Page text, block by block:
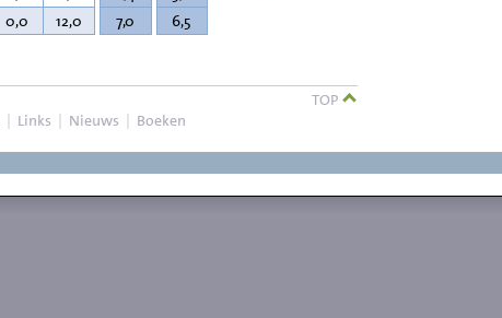
0,0 12,0 7,0 6,5
TOP
| Links | Nieuws | Boeken